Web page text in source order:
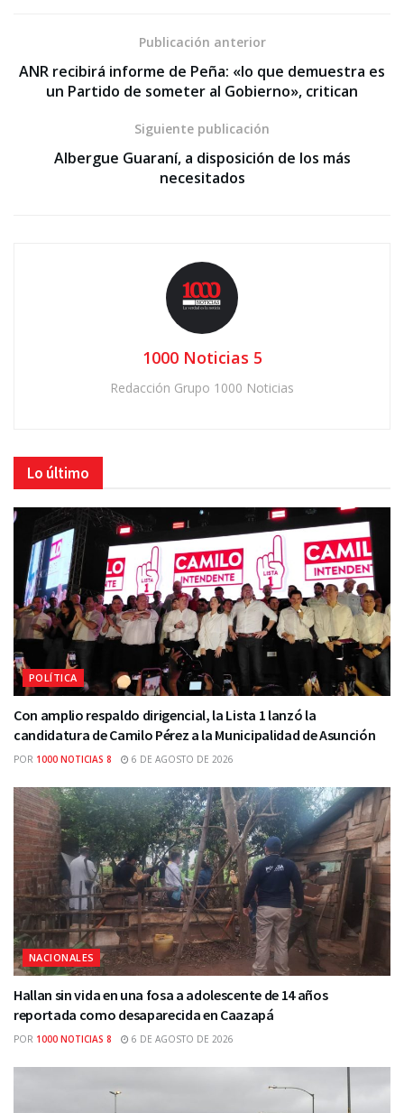
Publicación anterior
ANR recibirá informe de Peña: «lo que demuestra es
un Partido de someter al Gobierno», critican
Siguiente publicación
Albergue Guaraní, a disposición de los más
necesitados
1000 Noticias 5
Redacción Grupo 1000 Noticias
Lo último
POLÍTICA
Con amplio respaldo dirigencial, la Lista 1 lanzó la
candidatura de Camilo Pérez a la Municipalidad de Asunción
POR 1000 NOTICIAS 8 6 DE AGOSTO DE 2026
NACIONALES
Hallan sin vida en una fosa a adolescente de 14 años
reportada como desaparecida en Caazapá
POR 1000 NOTICIAS 8 6 DE AGOSTO DE 2026